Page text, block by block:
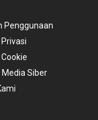
Penggunaan
Siber